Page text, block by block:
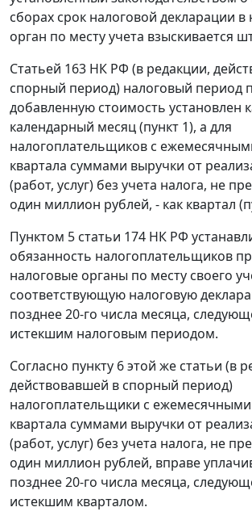
сборах срок налоговой декларации в
орган по месту учета взыскивается
Статьей 163 НК РФ (в редакции,
спорный период) налоговый период
добавленную стоимость установлен
календарный месяц (пункт 1), а для
налогоплательщиков с
квартала суммами выручки от
(работ, услуг) без учета налога, не
один миллион рублей, - как квартал (
Пунктом 5 статьи 174 НК РФ
обязанность налогоплательщиков
налоговые органы по месту своего
соответствующую налоговую
позднее 20-го числа месяца,
истекшим налоговым периодом.
Согласно пункту 6этой же статьи (в
действовавшей в спорный период)
налогоплательщики с
квартала суммами выручки от
(работ, услуг) без учета налога, не
один миллион рублей, вправе
позднее 20-го числа месяца,
истекшим кварталом.